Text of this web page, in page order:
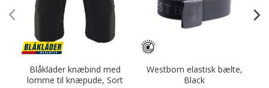
Blåkläder knæbind med
lomme til knæpude, Sort
Westborn elastisk bælte,
Black